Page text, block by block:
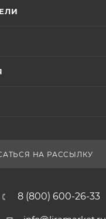
НА РАССЫЛКУ
8 (800) 600-26-33